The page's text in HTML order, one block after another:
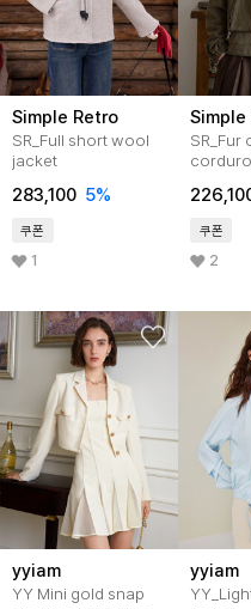
Simple Retro
SR_Full short wool
jacket
283,100 5%
쿠폰
1
Simple
SR_Fur
쿠폰
2
yyiam
YY Mini gold snap
yyiam